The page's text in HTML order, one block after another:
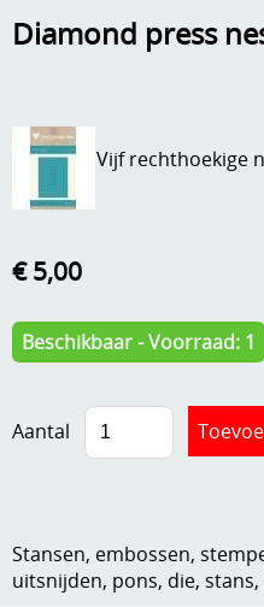
Webwinkel
Aanbiedingen
Andere
DVD-CD
Handige extra's
Hout , MDF,
Kleurmateriaal-
Verzend - en verpakkingsk
Info
Anders creatief
Gastenboek
Diamond press
Vijf rechthoekige
€ 5,00
Beschikbaar - Voorraad: 1
Aantal
Stansen, embossen,
uitsnijden, pons, die,